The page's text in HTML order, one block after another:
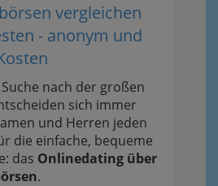
vergleichen
- anonym und
nach der großen
sich immer
und Herren jeden
die einfache, bequeme
das Onlinedating über
.